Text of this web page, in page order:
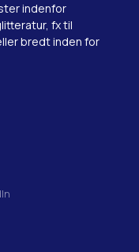
indenfor
fx til
bredt inden for